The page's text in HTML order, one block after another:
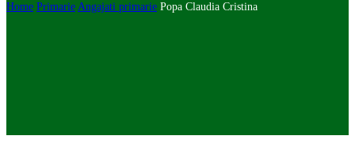
Home Primarie Angajati primarie Popa Claudia Cristina